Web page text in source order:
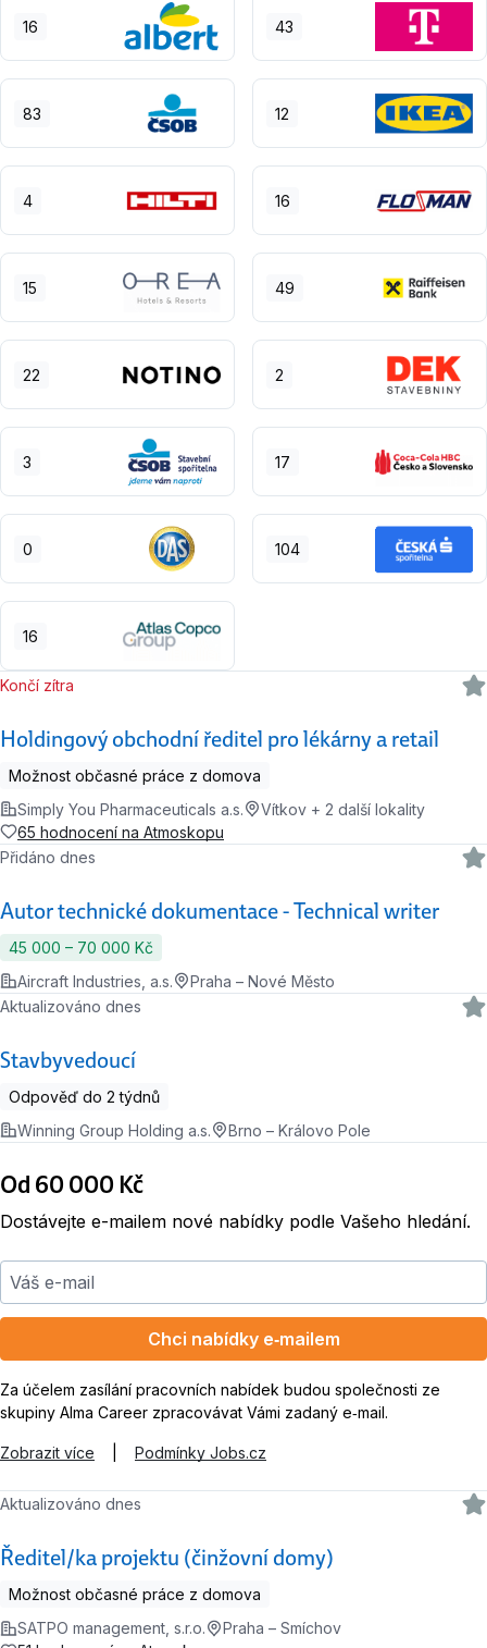
16 43
83 12
4 16
15 49
22 2
3 17
0 104
16
Holdingový obchodní ředitel pro lékárny a retail
Končí zítra
Možnost občasné práce z domova
Simply You Pharmaceuticals a.s.
Vítkov + 2 další lokality
65 hodnocení na Atmoskopu
Autor technické dokumentace - Technical writer
Přidáno dnes
45 000 ‍–‍ 70 000 Kč
Aircraft Industries, a.s.
Praha – Nové Město
Stavbyvedoucí
Aktualizováno dnes
Odpověď do 2 týdnů
Winning Group Holding a.s.
Brno – Královo Pole
Od 60 000 Kč
Dostávejte e-mailem nové nabídky podle Vašeho hledání.
Váš e-mail
Chci nabídky e‑mailem
Za účelem zasílání pracovních nabídek budou společnosti ze
skupiny Alma Career zpracovávat Vámi zadaný e‑mail.
Zobrazit více Podmínky Jobs.cz
Ředitel/ka projektu (činžovní domy)
Aktualizováno dnes
Možnost občasné práce z domova
SATPO management, s.r.o.
Praha – Smíchov